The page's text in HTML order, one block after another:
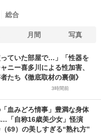
総合
月間 写真
っていた部屋で…」「性器を
ニー喜多川による性加害、
たち《徹底取材の裏側》
3時間前
血みどろ情事」豊満な身体
「自称16歳美少女」怪演
69）の美しすぎる“熟れ方”